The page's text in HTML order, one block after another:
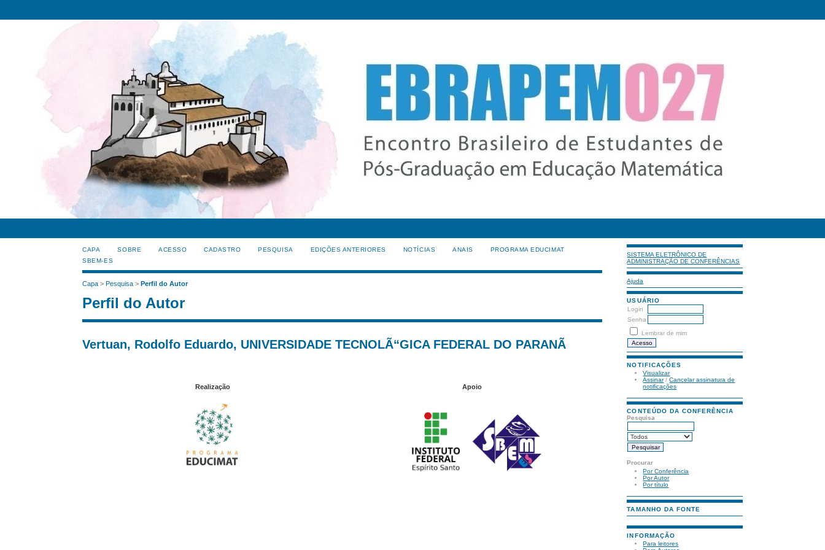
SISTEMA ELETRÔNICO DE
ADMINISTRAÇÃO DE CONFERÊNCIAS
Ajuda
USUÁRIO
Login
Senha
Lembrar de mim
NOTIFICAÇÕES
Visualizar
Assinar/Cancelar assinatura de
notificações
CONTEÚDO DA CONFERÊNCIA
Pesquisa
Procurar
Por Conferência
Por Autor
Por título
TAMANHO DA FONTE
INFORMAÇÃO
Para leitores
CAPA SOBRE ACESSO CADASTRO PESQUISA EDIÇÕES ANTERIORES NOTÍCIAS ANAIS
PROGRAMA EDUCIMAT
SBEM-ES
Capa >Pesquisa >Perfil do Autor
Perfil do Autor
Vertuan, Rodolfo Eduardo, UNIVERSIDADE TECNOLÃ“GICA FEDERAL DO PARANÃ
Realização Apoio